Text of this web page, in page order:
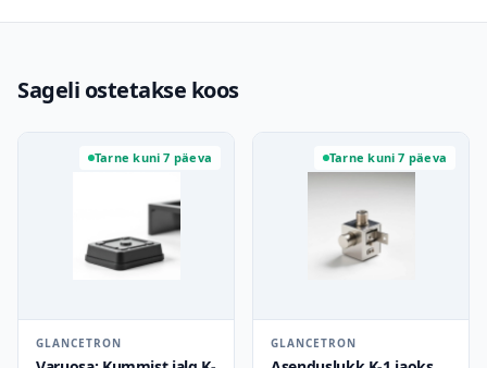
Sageli ostetakse koos
Tarne kuni 7 päeva
GLANCETRON
Tarne kuni 7 päeva
GLANCETRON